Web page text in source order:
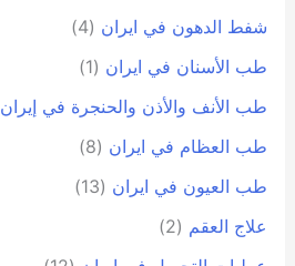
شفط الدهون في ايران (4)
طب الأسنان في ايران (1)
طب الأنف والأذن والحنجرة في إيران
طب العظام في ايران (8)
طب العيون في ايران (13)
علاج العقم (2)